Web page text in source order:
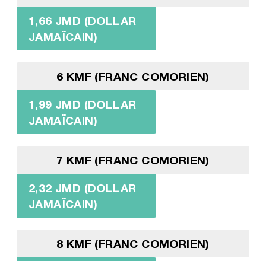
1,66 JMD (DOLLAR
JAMAÏCAIN)
6 KMF (FRANC COMORIEN)
1,99 JMD (DOLLAR
JAMAÏCAIN)
7 KMF (FRANC COMORIEN)
2,32 JMD (DOLLAR
JAMAÏCAIN)
8 KMF (FRANC COMORIEN)